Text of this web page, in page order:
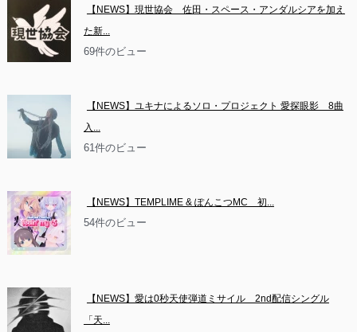
【NEWS】現世協会　佐田・スペース・アンダルシアを加え
た新...
69件のビュー
【NEWS】ユキナによるソロ・プロジェクト 愛探眼影　8曲
入...
61件のビュー
【NEWS】TEMPLIME & ぽんこつMC　初...
54件のビュー
【NEWS】愛は0秒天使弾道ミサイル　2nd配信シングル
「天...